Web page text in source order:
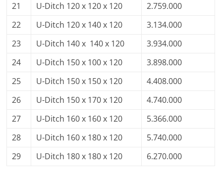
21
U-Ditch 120 x 120 x 120
2.759.000
22
U-Ditch 120 x 140 x 120
3.134.000
23
U-Ditch 140 x 140 x 120
3.934.000
24
U-Ditch 150 x 100 x 120
3.898.000
25
U-Ditch 150 x 150 x 120
4.408.000
26
U-Ditch 150 x 170 x 120
4.740.000
27
U-Ditch 160 x 160 x 120
5.366.000
28
U-Ditch 160 x 180 x 120
5.740.000
29
U-Ditch 180 x 180 x 120 6.270.000